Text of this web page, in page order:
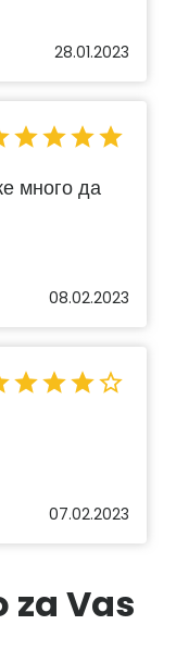
28.01.2023
starstarstarstar
много да
08.02.2023
starstarstarstar_outline
07.02.2023
za Vas